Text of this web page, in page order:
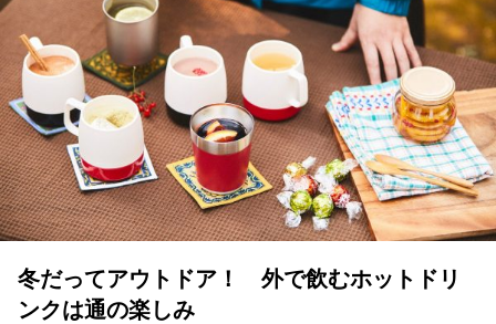
冬だってアウトドア！ 外で飲むホットドリ
ンクは通の楽しみ